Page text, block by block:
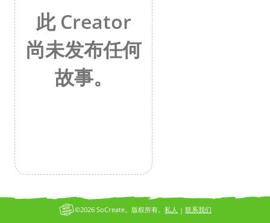
此 Creator
尚未发布任何
故事。
私人 |联系我们
©2026 SoCreate。版权所有。